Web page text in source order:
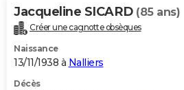
Jacqueline SICARD (85 ans)
Créer une cagnotte obsèques
Naissance
13/11/1938 à Nalliers
Décès